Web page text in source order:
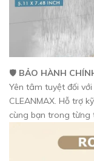
🛡️ BẢO HÀNH
Yên tâm tuyệt đối
CLEANMAX. Hỗ trợ
cùng bạn trong từng